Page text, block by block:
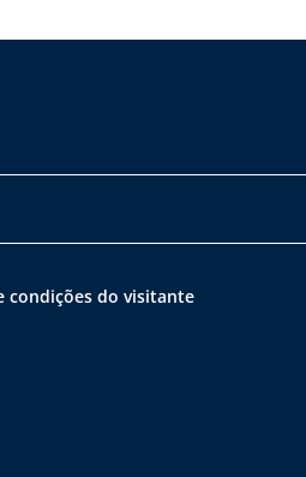
condições do visitante